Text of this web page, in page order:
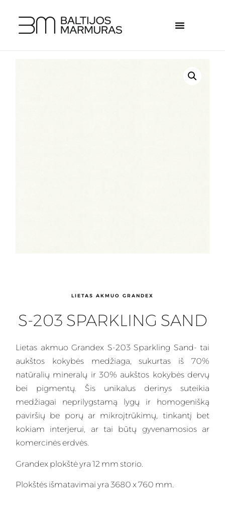
LIETAS AKMUO GRANDEX
S-203 SPARKLING SAND
Lietas akmuo Grandex S-203 Sparkling Sand- tai
aukštos kokybės medžiaga, sukurtas iš 70%
natūralių mineralų ir 30% aukštos kokybės dervų
bei pigmentų. Šis unikalus derinys suteikia
medžiagai neprilygstamą lygų ir homogenišką
paviršių be porų ar mikroįtrūkimų, tinkantį bet
kokiam interjerui, ar tai būtų gyvenamosios ar
komercinės erdvės.
Grandex plokštė yra 12 mm storio.
Plokštės išmatavimai yra 3680 x 760 mm.